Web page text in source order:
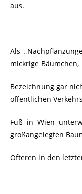
aus.
Als
mickrige
Bezeichnung gar
öffentlichen
Fuß in Wien
großangelegten
Öfteren in den